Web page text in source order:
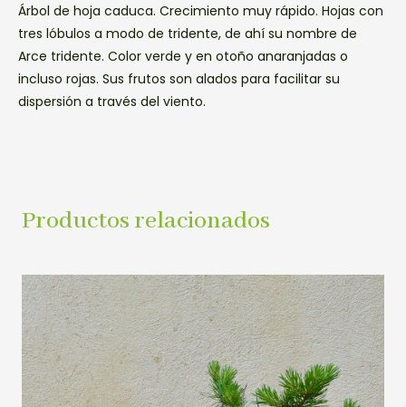
Árbol de hoja caduca. Crecimiento muy rápido. Hojas con
tres lóbulos a modo de tridente, de ahí su nombre de
Arce tridente. Color verde y en otoño anaranjadas o
incluso rojas. Sus frutos son alados para facilitar su
dispersión a través del viento.
Productos relacionados